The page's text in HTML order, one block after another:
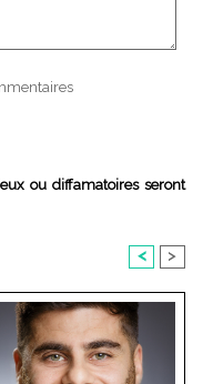
ou diffamatoires seront
< >